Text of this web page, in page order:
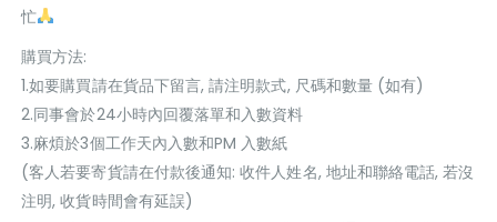
忙
購買方法:
1.如要購買請在貨品下留言, 請注明款式, 尺碼和數量 (如有)
2.同事會於24小時內回覆落單和入數資料
3.麻煩於3個工作天內入數和PM 入數紙
(客人若要寄貨請在付款後通知: 收件人姓名, 地址和聯絡電話, 若沒
注明, 收貨時間會有延誤)